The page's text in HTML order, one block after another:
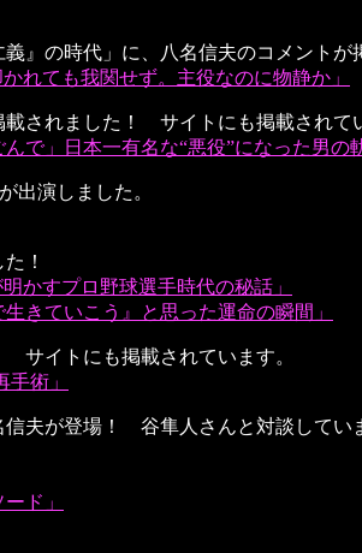
』の時代」に、八名信夫のコメント
れても我関せず。主役なのに物静か」
されました！ サイトにも掲載されて
で」日本一有名な“悪役”になった男の
出演しました。
！
かすプロ野球選手時代の秘話」
きていこう』と思った運命の瞬間」
サイトにも掲載されています。
術」
信夫が登場！ 谷隼人さんと対談してい
ド」